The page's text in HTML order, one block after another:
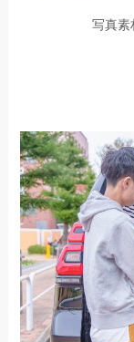
写真素